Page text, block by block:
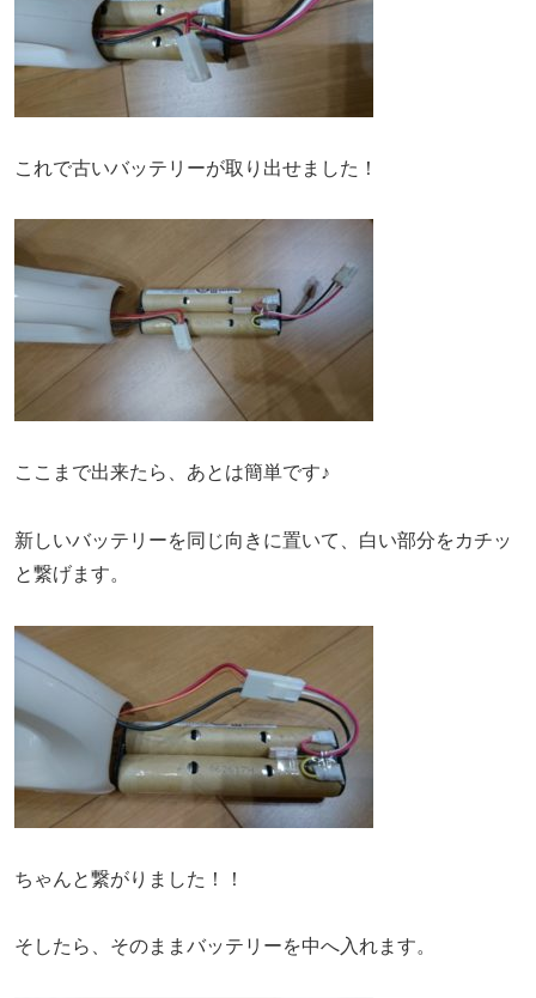
これで古いバッテリーが取り出せました！
ここまで出来たら、あとは簡単です♪
新しいバッテリーを同じ向きに置いて、白い部分をカチッ
と繋げます。
ちゃんと繋がりました！！
そしたら、そのままバッテリーを中へ入れます。